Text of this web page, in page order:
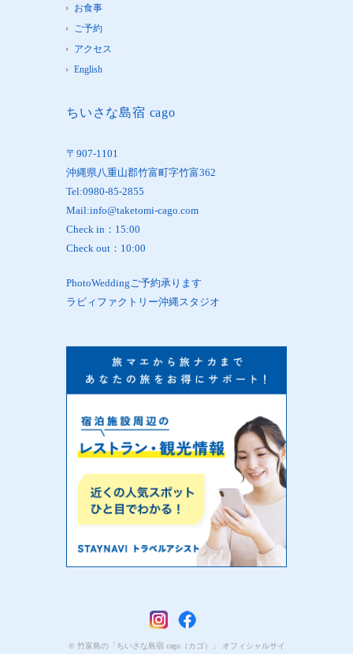
お食事
ご予約
アクセス
English
ちいさな島宿 cago
〒907-1101
沖縄県八重山郡竹富町字竹富362
Tel:0980-85-2855
Mail:info@taketomi-cago.com
Check in：15:00
Check out：10:00
PhotoWeddingご予約承ります
ラビィファクトリー沖縄スタジオ
© 竹富島の「ちいさな島宿 cago（カゴ）」 オフィシャルサイ